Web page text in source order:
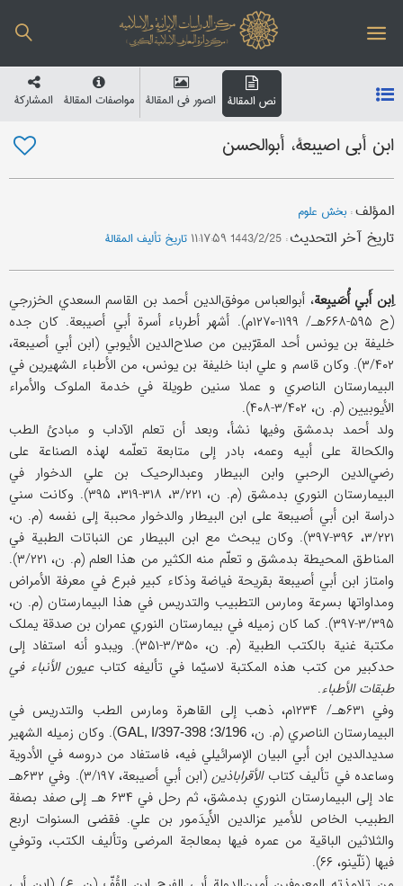
نص المقالة الصور في المقالة مواصفات المقالة المشارکة
ابن أبی اصیبعة، أبوالحسن
المؤلف: بخش علوم
تاریخ آخر التحدیث: 1443/2/25 ۱۱:۱۷:۵۹ تاریخ تألیف المقالة
اِبن أَبي أُصَیبِعة، أبوالعباس موفق‌الدین أحمد بن القاسم السعدي الخزرجي
(ح ۵۹۵-۶۶۸هـ/ ۱۱۹۹-۱۲۷۰م). أشهر أطرباء أسرة أبي أصیبعة. کان جده
خلیفة بن یونس أحد المقرّبین من صلاح‌الدین الأیوبي (ابن أبي أصیبعة،
۳/۴۰۲). وکان قاسم و علي ابنا خلیفة بن یونس، من الأطباء الشهیرین في
البیمارستان الناصري و عملا سنین طویلة في خدمة الملوک والأمراء
الأیوبیین (م. ن، ۳/۴۰۲-۴۰۸).
ولد أحمد بدمشق وفیها نشأ، وبعد أن تعلم الآداب و مبادئ الطب
والکحالة علی أبیه وعمه، بادر إلی متابعة تعلّمه لهذه الصناعة علی
رضي‌الدین الرحبي وابن البیطار وعبدالرحیک بن علي الدخوار في
البیمارستان النوري بدمشق (م. ن، ۳/۲۲۱، ۳۱۸-۳۱۹، ۳۹۵). وکانت سني
دراسة ابن أبي أصیبعة علی ابن البیطار والدخوار محببة إلی نفسه (م. ن،
۳/۲۲۱، ۳۹۶-۳۹۷). وکان یبحث مع ابن البیطار عن النباتات الطبیة في
المناطق المحیطة بدمشق و تعلّم منه الکثیر من هذا العلم (م. ن، ۳/۲۲۱).
وامتاز ابن أبي أصیبعة بقریحة فیاضة وذکاء کبیر فبرع في معرفة الأمراض
ومداواتها بسرعة ومارس التطبیب والتدریس في هذا البیمارستان (م. ن،
۳/۳۹۵-۳۹۷). کما کان زمیله في بیمارستان النوري عمران بن صدقة یملک
مکتبة غنیة بالکتب الطبیة (م. ن، ۳/۳۵۰-۳۵۱). ویبدو أنه استفاد إلی
حدکبیر من کتب هذه المکتبة لاسیّما في تألیفه کتابعیون الأنباء في
طبقات الأطباء.
وفي ۶۳۱هـ/ ۱۲۳۴م، ذهب إلی القاهرة ومارس الطب والتدریس في
البیمارستان الناصري (م. ن، 3/196؛ GAL, I/397-398
). وکان زمیله الشهیر
سدید‌الدین ابن أبي البیان الإسرائیلي فیه، فاستفاد من دروسه في الأدویة
وساعده في تألیف کتابالأقراباذین
(ابن أبي أصیبعة، ۳/۱۹۷). وفي ۶۳۲هـ
عاد إلی البیمارستان النوري بدمشق، ثم رحل في ۶۳۴ هـ إلی صفد بصفة
الطبیب الخاص للأمیر عزالدین الأَیدَمور بن علي. فقضی السنوات اربع
والثلاثین الباقیة من عمره فیها بمعالجة المرضی وتألیف الکتب، وتوفي
فیها (نَلّینو، ۶۶).